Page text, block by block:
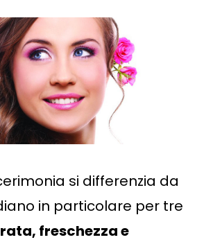
si differenzia da
in particolare per tre
freschezza e